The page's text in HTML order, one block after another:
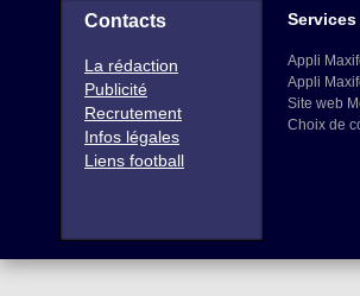
Contacts
La rédaction
Publicité
Recrutement
Infos légales
Liens football
Appli
Appli
Site web
Choix de